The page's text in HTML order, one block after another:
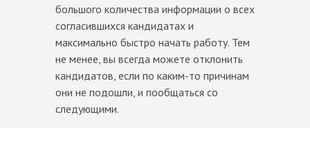
большого количества информации о всех
согласившихся кандидатах и
максимально быстро начать работу. Тем
не менее, вы всегда можете отклонить
кандидатов, если по каким-то причинам
они не подошли, и пообщаться со
следующими.